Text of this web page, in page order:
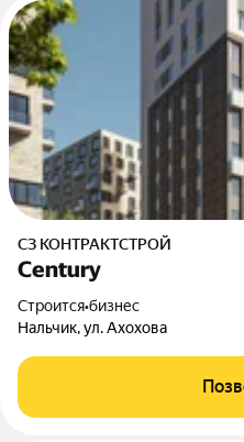
СЗ КОНТРАКТСТРОЙ
Сentury
Строится•бизнес
Нальчик, ул. Ахохова